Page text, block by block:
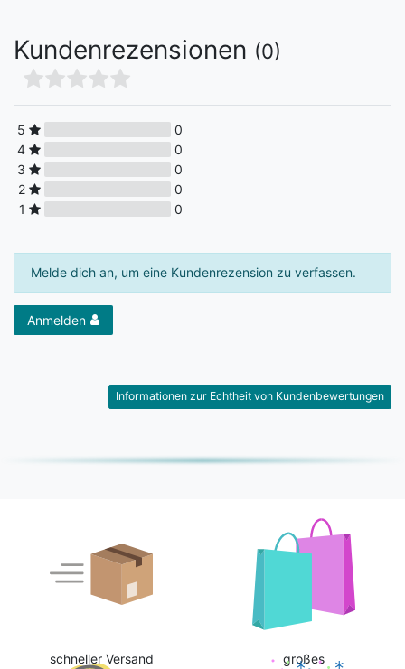
Kundenrezensionen (0)
5
0
4
0
3
0
2
0
1
0
Melde dich an, um eine Kundenrezension zu verfassen.
Anmelden
Informationen zur Echtheit von Kundenbewertungen
schneller Versand
großes